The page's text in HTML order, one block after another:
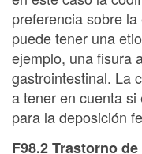
preferencia sobre
puede tener una
ejemplo, una fisura
gastrointestinal. La
a tener en cuenta
para la deposición
F98.2 Trastorno